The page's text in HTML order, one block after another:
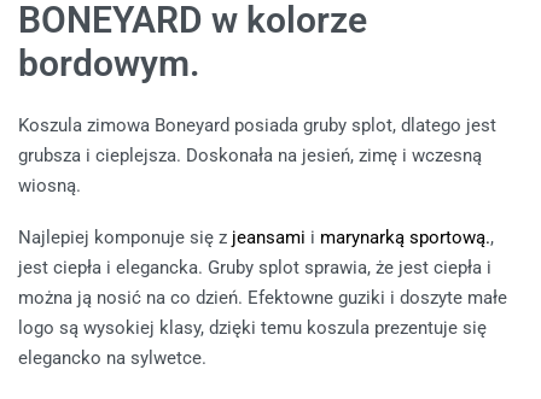
BONEYARD w kolorze
bordowym.
Koszula zimowa Boneyard posiada gruby splot, dlatego jest
grubsza i cieplejsza. Doskonała na jesień, zimę i wczesną
wiosną.
Najlepiej komponuje się z jeansami i marynarką sportową.,
jest ciepła i elegancka. Gruby splot sprawia, że jest ciepła i
można ją nosić na co dzień. Efektowne guziki i doszyte małe
logo są wysokiej klasy, dzięki temu koszula prezentuje się
elegancko na sylwetce.